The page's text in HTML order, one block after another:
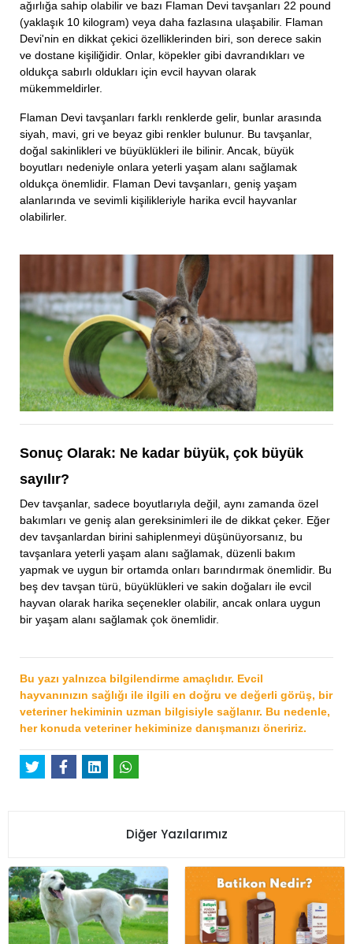
ağırlığa sahip olabilir ve bazı Flaman Devi tavşanları 22 pound
(yaklaşık 10 kilogram) veya daha fazlasına ulaşabilir. Flaman
Devi'nin en dikkat çekici özelliklerinden biri, son derece sakin
ve dostane kişiliğidir. Onlar, köpekler gibi davrandıkları ve
oldukça sabırlı oldukları için evcil hayvan olarak
mükemmeldirler.
Flaman Devi tavşanları farklı renklerde gelir, bunlar arasında
siyah, mavi, gri ve beyaz gibi renkler bulunur. Bu tavşanlar,
doğal sakinlikleri ve büyüklükleri ile bilinir. Ancak, büyük
boyutları nedeniyle onlara yeterli yaşam alanı sağlamak
oldukça önemlidir. Flaman Devi tavşanları, geniş yaşam
alanlarında ve sevimli kişilikleriyle harika evcil hayvanlar
olabilirler.
Sonuç Olarak: Ne kadar büyük, çok büyük
sayılır?
Dev tavşanlar, sadece boyutlarıyla değil, aynı zamanda özel
bakımları ve geniş alan gereksinimleri ile de dikkat çeker. Eğer
dev tavşanlardan birini sahiplenmeyi düşünüyorsanız, bu
tavşanlara yeterli yaşam alanı sağlamak, düzenli bakım
yapmak ve uygun bir ortamda onları barındırmak önemlidir. Bu
beş dev tavşan türü, büyüklükleri ve sakin doğaları ile evcil
hayvan olarak harika seçenekler olabilir, ancak onlara uygun
bir yaşam alanı sağlamak çok önemlidir.
Bu yazı yalnızca bilgilendirme amaçlıdır. Evcil
hayvanınızın sağlığı ile ilgili en doğru ve değerli görüş, bir
veteriner hekiminin uzman bilgisiyle sağlanır. Bu nedenle,
her konuda veteriner hekiminize danışmanızı öneririz.
Diğer Yazılarımız